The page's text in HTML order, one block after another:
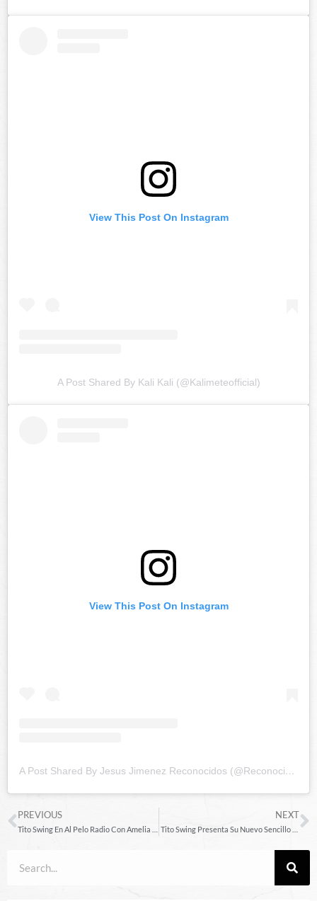
View This Post On Instagram
A Post Shared By Kali Kali (@kalimeteofficial)
View This Post On Instagram
A Post Shared By Jesus Jimenez Reconocidos (@reconocidos)
PREVIOUS NEXT